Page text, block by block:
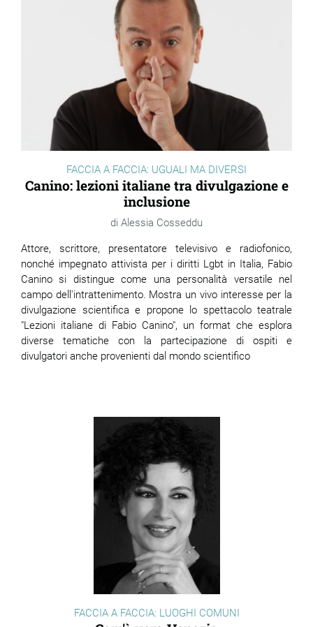
FACCIA A FACCIA: UGUALI MA DIVERSI
Canino: lezioni italiane tra divulgazione e
inclusione
Alessia Cosseddu
Attore, scrittore, presentatore televisivo e radiofonico,
nonché impegnato attivista per i diritti Lgbt in Italia, Fabio
Canino si distingue come una personalità versatile nel
campo dell'intrattenimento. Mostra un vivo interesse per la
divulgazione scientifica e propone lo spettacolo teatrale
"Lezioni italiane di Fabio Canino", un format che esplora
diverse tematiche con la partecipazione di ospiti e
divulgatori anche provenienti dal mondo scientifico
FACCIA A FACCIA: LUOGHI COMUNI